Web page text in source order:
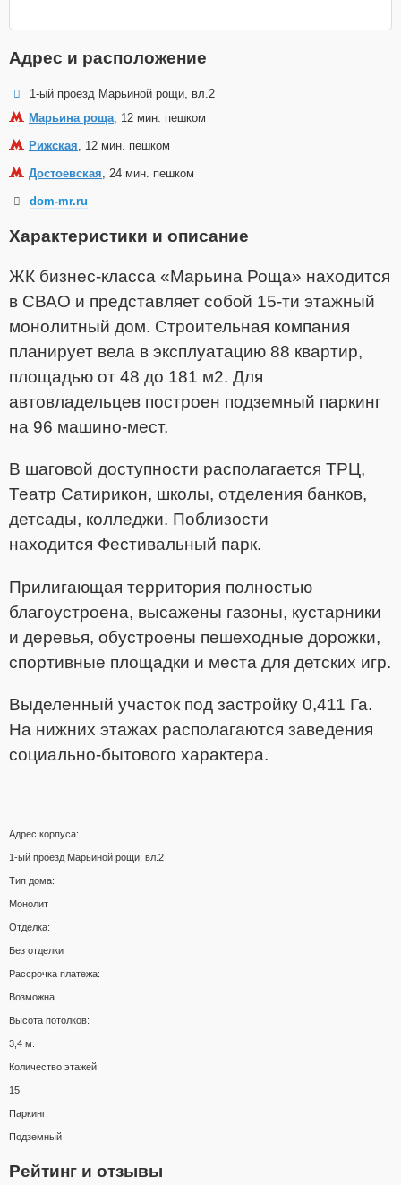
Адрес и расположение
1-ый проезд Марьиной рощи, вл.2
Марьина роща, 12 мин. пешком
Рижская, 12 мин. пешком
Достоевская, 24 мин. пешком
dom-mr.ru
Характеристики и описание
ЖК бизнес-класса «Марьина Роща» находится
в СВАО и представляет собой 15-ти этажный
монолитный дом. Строительная компания
планирует вела в эксплуатацию 88 квартир,
площадью от 48 до 181 м2. Для
автовладельцев построен подземный паркинг
на 96 машино-мест.
В шаговой доступности располагается ТРЦ,
Театр Сатирикон, школы, отделения банков,
детсады, колледжи. Поблизости
находится Фестивальный парк.
Прилигающая территория полностью
благоустроена, высажены газоны, кустарники
и деревья, обустроены пешеходные дорожки,
спортивные площадки и места для детских игр.
Выделенный участок под застройку 0,411 Га.
На нижних этажах располагаются заведения
социально-бытового характера.
Адрес корпуса:
1-ый проезд Марьиной рощи, вл.2
Тип дома:
Монолит
Отделка:
Без отделки
Рассрочка платежа:
Возможна
Высота потолков:
3,4 м.
Количество этажей:
15
Паркинг:
Подземный
Рейтинг и отзывы